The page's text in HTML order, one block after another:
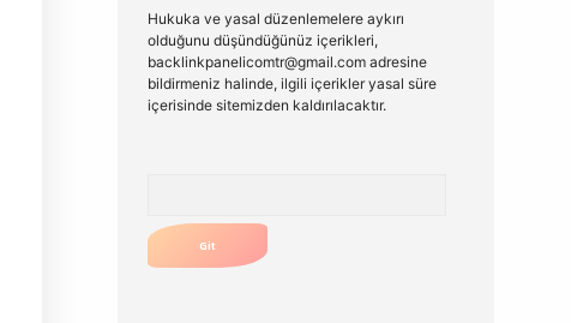
Hukuka ve yasal düzenlemelere aykırı
olduğunu düşündüğünüz içerikleri,
backlinkpanelicomtr@gmail.comadresine
bildirmeniz halinde, ilgili içerikler yasal süre
içerisinde sitemizden kaldırılacaktır.